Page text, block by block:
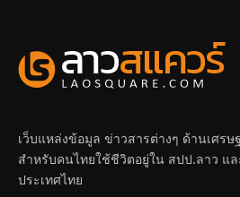
เว็บแหล่งข้อมูล ข่าวสารต่างๆ ด้านเศร
สำหรับคนไทยใช้ชีวิตอยู่ใน สปป.ลาว แ
ประเทศไทย